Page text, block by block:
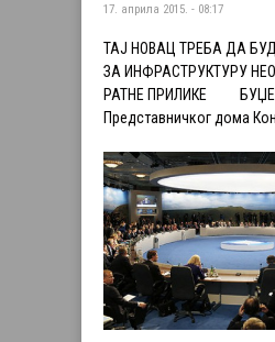
17. априла 2015. - 08:17
ТАЈ НОВАЦ ТРЕБА ДА
ЗА ИНФРАСТРУКТУРУ
РАТНЕ ПРИЛИКЕ
Представничког дома